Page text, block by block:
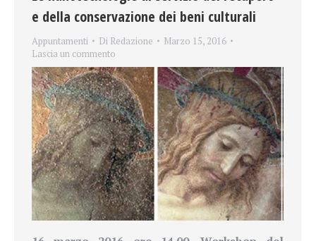
e della conservazione dei beni culturali
Appuntamenti Di Redazione
Marzo 15, 2016
Lascia un commento